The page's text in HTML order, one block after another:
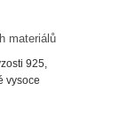
materiálů
925,
vysoce